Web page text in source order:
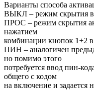
Варианты способа
ВЫКЛ – режим скрытия
ПРОС – режим скрытия
нажатием
комбинации кнопок 1+2
ПИН – аналогичен
но помимо этого
потребуется ввод пин-
общего с кодом
на включение и задается